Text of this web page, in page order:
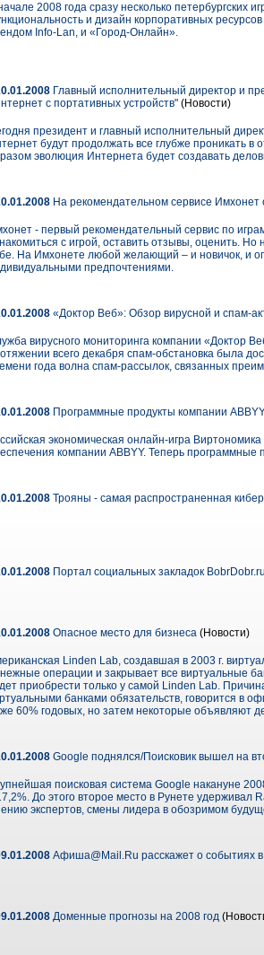
2008 года сразу несколько петербургских
и дизайн корпоративных
Info-Lan, и «Город-Онлайн».
Главный исполнительный директор и
с портативных устройств" (Новости)
президент и главный исполнительный
будут продолжать все глубже проникать в
эволюция Интернета будет создавать
На рекомендательном сервисе Имхонет
- первый рекомендательный сервис по
с игрой, оставить отзывы, оценить.
На Имхонете любой желающий – и новичок, и
предпочтениями.
«Доктор Веб»: Обзор вирусной и спам-
вирусного мониторинга компании «Доктор
всего декабря спам-обстановка была
года волна спам-рассылок, связанных
Программные продукты компании
экономическая онлайн-игра
компании ABBYY. Теперь
Трояны - самая распространенная
Портал социальных закладок
Опасное место для бизнеса (Новости)
Linden Lab, создавшая в 2003 г.
операции и закрывает все виртуальные
приобрести только у самой Linden Lab.
банками обязательств, говорится в
60% годовых, но затем некоторые объявляют
Google поднялся/Поисковик вышел на
поисковая система Google накануне
До этого второе место в Рунете
экспертов, смены лидера в обозримом
Афиша@Mail.Ru расскажет о событиях в
Доменные прогнозы на 2008 год